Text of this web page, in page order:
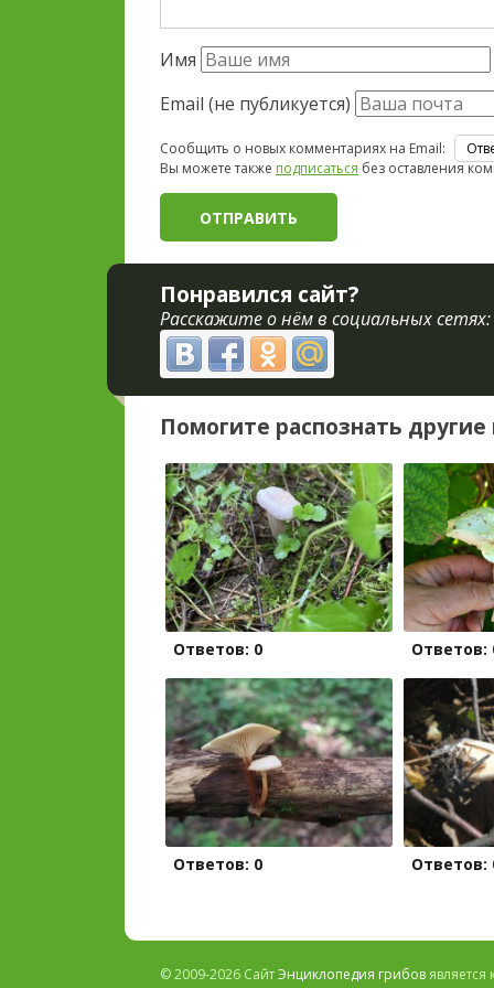
Имя
Email (не публикуется)
Сообщить о новых комментариях на Email:
Вы можете также подписаться без оставления
Понравился сайт?
Расскажите о нём в социальных сетях:
Помогите распознать другие
Ответов: 0 Ответов:
Ответов: 0 Ответов:
© 2009-2026 СайтЭнциклопедия грибов